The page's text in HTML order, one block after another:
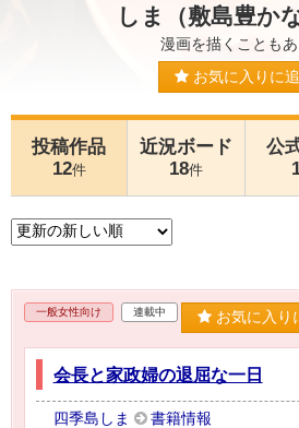
しま（敷島豊か
漫画を描くこともあ
お気に入りに
投稿作品
12件
近況ボード
18件
公
一般女性向け 連載中 お気に入り
会長と家政婦の退屈な一日
四季島しま 書籍情報